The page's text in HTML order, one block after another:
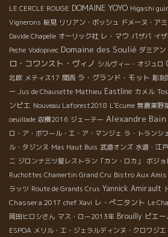
LE CERCLE ROUGE DOMAINE YOYO Higashi
Vignerons 桜見 リリアン・ボッシュ ドメーヌ・ア
Davide Chapelle オーリック社 レ・マウ パザパ イ
Peche Vodopivec Domaine des Soulié ダミア
ロ・コワンスト・ヴィノ シルヴィー・オジュロ
北欧 メティス17 関西 ラ・グランド・モット 彫刻
ー Jus de Chausette Mathieu Eastline カメル
ンピエ Nouveau Laforest2018 L'Ecume 無農薬野
oeuillade 収穫2016 ジェーテー Alexandre Bain
ロ・ア・ボワール・エ・ア・マンジェ ラ・トランシ
ル・タジンヌ Mas Haut Buis 武道オンズ 水道・江
ニ ジロンナ三ツ星レストラン「カン・ロカ」
ボジ
Ruchottes Chamertin Grand Cru Bistro Aux Amis
ラッツ Route de Grands Crus Yannick Amirault
Chassera 2017 chef Xavi レ・ぺニタント Le
岡田ヒロシさん マス・ロー2013年 Brouilly ピエ
ESPOA メリル・エ・ジェラルディンヌ・クロワジエ